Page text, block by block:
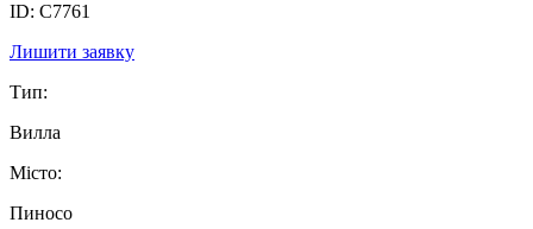
ID: C7761
Лишити заявку
Тип:
Вилла
Місто:
Пиносо